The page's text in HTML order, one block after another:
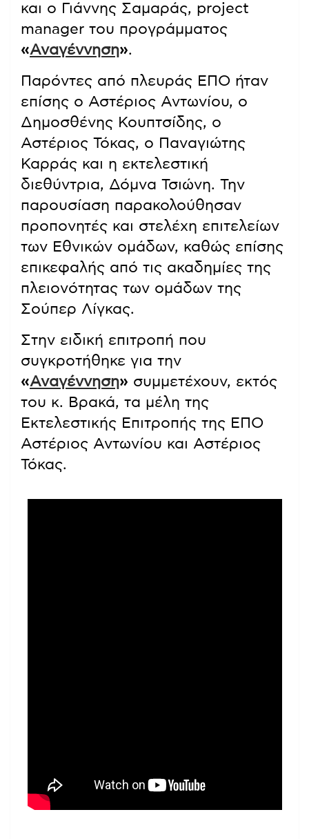
και ο Γιάννης Σαμαράς, project
manager του προγράμματος
«Αναγέννηση».
Παρόντες από πλευράς ΕΠΟ ήταν
επίσης ο Αστέριος Αντωνίου, ο
Δημοσθένης Κουπτσίδης, ο
Αστέριος Τόκας, ο Παναγιώτης
Καρράς και η εκτελεστική
διεθύντρια, Δόμνα Τσιώνη. Την
παρουσίαση παρακολούθησαν
προπονητές και στελέχη επιτελείων
των Εθνικών ομάδων, καθώς επίσης
επικεφαλής από τις ακαδημίες της
πλειονότητας των ομάδων της
Σούπερ Λίγκας.
Στην ειδική επιτροπή που
συγκροτήθηκε για την
«Αναγέννηση» συμμετέχουν, εκτός
του κ. Βρακά, τα μέλη της
Εκτελεστικής Επιτροπής της ΕΠΟ
Αστέριος Αντωνίου και Αστέριος
Τόκας.